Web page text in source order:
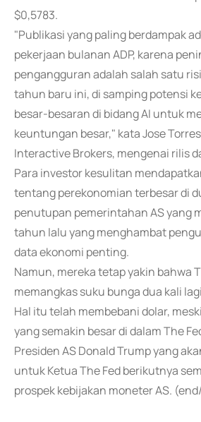
$0,5783.
"Publikasi yang paling berdampak
pekerjaan bulanan ADP, karena
pengangguran adalah salah satu
tahun baru ini, di samping potensi
besar-besaran di bidang AI untuk
keuntungan besar," kata Jose
Interactive Brokers, mengenai rilis
Para investor kesulitan
tentang perekonomian terbesar di
penutupan pemerintahan AS yang
tahun lalu yang menghambat
data ekonomi penting.
Namun, mereka tetap yakin bahwa
memangkas suku bunga dua kali
Hal itu telah membebani dolar,
yang semakin besar di dalam The
Presiden AS Donald Trump yang
untuk Ketua The Fed berikutnya
prospek kebijakan moneter AS.